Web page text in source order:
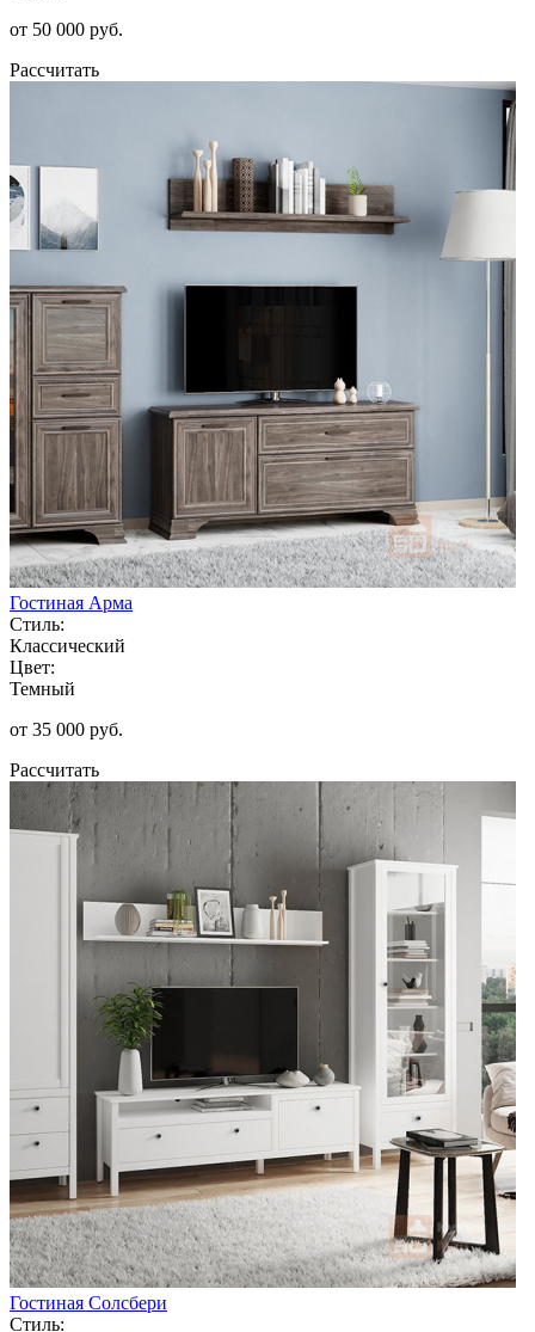
от 50 000 руб.
Рассчитать
Гостиная Арма
Стиль:
Классический
Цвет:
Темный
от 35 000 руб.
Рассчитать
Гостиная Солсбери
Стиль: